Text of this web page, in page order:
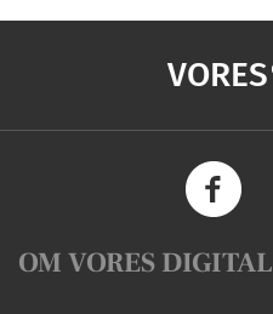
VORES
OM VORES DIGITAL